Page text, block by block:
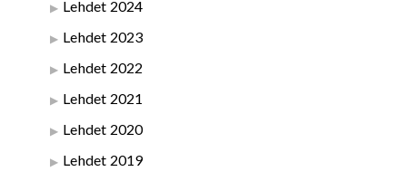
Lehdet 2024
Lehdet 2023
Lehdet 2022
Lehdet 2021
Lehdet 2020
Lehdet 2019